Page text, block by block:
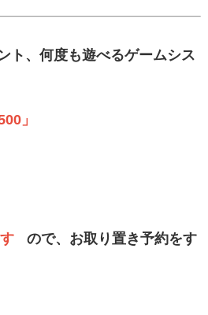
ト、何度も遊べるゲームシス
」
ので、お取り置き予約をす